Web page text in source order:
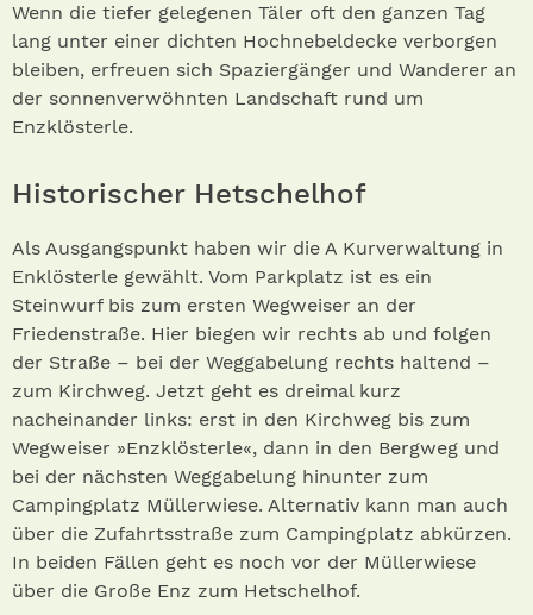
Wenn die tiefer gelegenen Täler oft den ganzen Tag
lang unter einer dichten Hochnebeldecke verborgen
bleiben, erfreuen sich Spaziergänger und Wanderer an
der sonnenverwöhnten Landschaft rund um
Enzklösterle.
Historischer Hetschelhof
Als Ausgangspunkt haben wir die A Kurverwaltung in
Enklösterle gewählt. Vom Parkplatz ist es ein
Steinwurf bis zum ersten Wegweiser an der
Friedenstraße. Hier biegen wir rechts ab und folgen
der Straße – bei der Weggabelung rechts haltend –
zum Kirchweg. Jetzt geht es dreimal kurz
nacheinander links: erst in den Kirchweg bis zum
Wegweiser »Enzklösterle«, dann in den Bergweg und
bei der nächsten Weggabelung hinunter zum
Campingplatz Müllerwiese. Alternativ kann man auch
über die Zufahrtsstraße zum Campingplatz abkürzen.
In beiden Fällen geht es noch vor der Müllerwiese
über die Große Enz zum Hetschelhof.